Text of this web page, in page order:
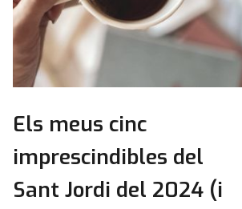
Els meus cinc
imprescindibles del
Sant Jordi del 2024 (i